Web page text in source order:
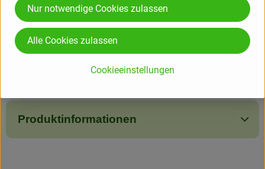
den Gerichten "Frische". Auch im Hummus finden wir
frischen Koriander.
Noch mehr über Koriander erfahren Sie in unserer
Produktinformationen
Cookieeinstellungen
Nur notwendige Cookies zulassen
Alle Cookies zulassen